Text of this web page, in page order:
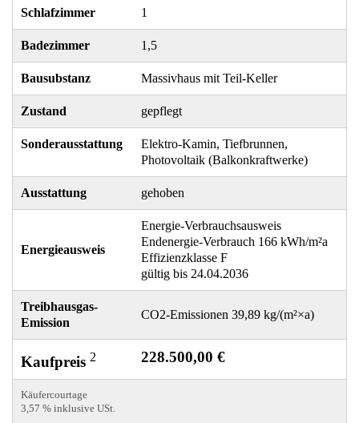
Schlafzimmer 1
Badezimmer 1,5
Bausubstanz Massivhaus mit Teil-Keller
Zustand gepflegt
Sonderausstattung
Elektro-Kamin, Tiefbrunnen,
Photovoltaik (Balkonkraftwerke)
Ausstattung gehoben
Energieausweis
Energie-Verbrauchsausweis
Endenergie-Verbrauch 166 kWh/m²a
Effizienzklasse F
gültig bis 24.04.2036
Treibhausgas-
Emission
CO2-Emissionen 39,89 kg/(m²×a)
Kaufpreis 2 228.500,00 €
Käufercourtage
3,57 % inklusive USt.